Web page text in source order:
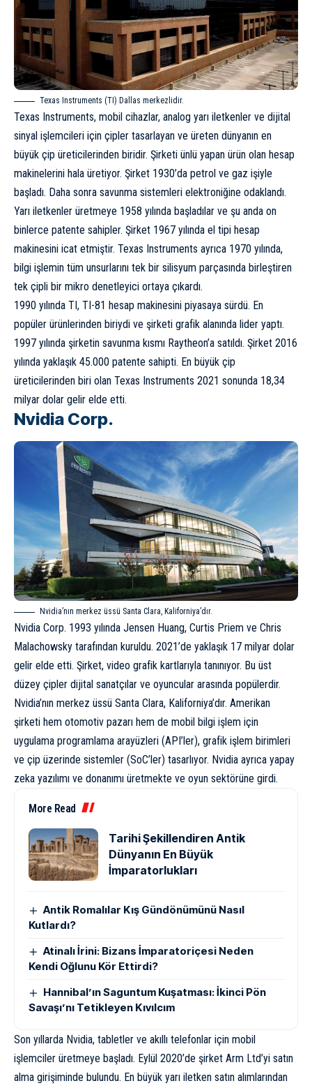
Texas Instruments (TI) Dallas merkezlidir.
Texas Instruments, mobil cihazlar, analog yarı iletkenler ve dijital
sinyal işlemcileri için çipler tasarlayan ve üreten dünyanın en
büyük çip üreticilerinden biridir. Şirketi ünlü yapan ürün olan hesap
makinelerini hala üretiyor. Şirket 1930’da petrol ve gaz işiyle
başladı. Daha sonra savunma sistemleri elektroniğine odaklandı.
Yarı iletkenler üretmeye 1958 yılında başladılar ve şu anda on
binlerce patente sahipler. Şirket 1967 yılında el tipi hesap
makinesini icat etmiştir. Texas Instruments ayrıca 1970 yılında,
bilgi işlemin tüm unsurlarını tek bir silisyum parçasında birleştiren
tek çipli bir mikro denetleyici ortaya çıkardı.
1990 yılında TI, TI-81 hesap makinesini piyasaya sürdü. En
popüler ürünlerinden biriydi ve şirketi grafik alanında lider yaptı.
1997 yılında şirketin savunma kısmı Raytheon’a satıldı. Şirket 2016
yılında yaklaşık 45.000 patente sahipti. En büyük çip
üreticilerinden biri olan Texas Instruments 2021 sonunda 18,34
milyar dolar gelir elde etti.
Nvidia Corp.
Nvidia’nın merkez üssü Santa Clara, Kaliforniya’dır.
Nvidia Corp. 1993 yılında Jensen Huang, Curtis Priem ve Chris
Malachowsky tarafından kuruldu. 2021’de yaklaşık 17 milyar dolar
gelir elde etti. Şirket, video grafik kartlarıyla tanınıyor. Bu üst
düzey çipler dijital sanatçılar ve oyuncular arasında popülerdir.
Nvidia’nın merkez üssü Santa Clara, Kaliforniya’dır. Amerikan
şirketi hem otomotiv pazarı hem de mobil bilgi işlem için
uygulama programlama arayüzleri (API’ler), grafik işlem birimleri
ve çip üzerinde sistemler (SoC’ler) tasarlıyor. Nvidia ayrıca yapay
zeka yazılımı ve donanımı üretmekte ve oyun sektörüne girdi.
More Read
Tarihi Şekillendiren Antik
Dünyanın En Büyük
İmparatorlukları
Antik Romalılar Kış Gündönümünü Nasıl
Kutlardı?
Atinalı İrini: Bizans İmparatoriçesi Neden
Kendi Oğlunu Kör Ettirdi?
Hannibal’ın Saguntum Kuşatması: İkinci Pön
Savaşı’nı Tetikleyen Kıvılcım
Son yıllarda Nvidia, tabletler ve akıllı telefonlar için mobil
işlemciler üretmeye başladı. Eylül 2020’de şirket Arm Ltd’yi satın
alma girişiminde bulundu. En büyük yarı iletken satın alımlarından